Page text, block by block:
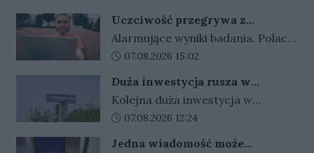
kabli stają się plagą, a straty
operatorów sięgają dziesiątek
tysięcy złotych.
Uczciwość przegrywa z
pieniędzmi. Tak tłumaczymy
finansowe przekręty
Alarmujące wyniki badania. Polacy
coraz częściej przymykają oko na
zadłużeni najłatwiej
usprawiedliwiają nieuczciwe
zachowania.
Data dodania artykułu:
07.08.2026 15:02
Duża inwestycja rusza w
Gorzowie. Umowa podpisana,
czas na prace
Kolejna duża inwestycja w
Gorzowie jest coraz bliżej
rozstrzygnięty, umowy z
Data dodania artykułu:
07.08.2026 12:24
Jedna wiadomość może